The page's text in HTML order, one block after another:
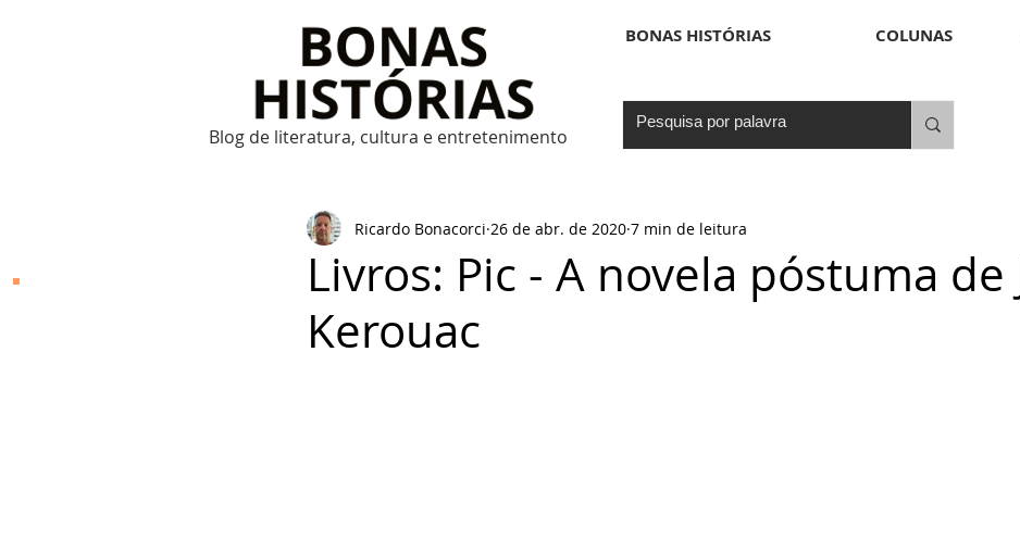
Blog de literatura, cultura e entretenimento
BONAS HISTÓRIAS COLUNAS
Livros: Pic - A novela póstuma de
Kerouac
Ricardo Bonacorci 26 de abr. de 2020 7 min de leitura